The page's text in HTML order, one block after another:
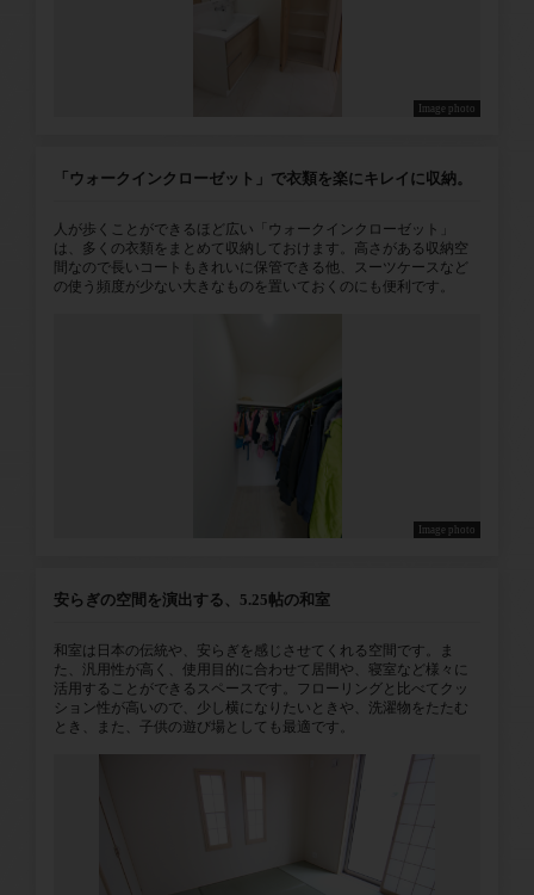
Image photo
「ウォークインクローゼット」で衣類を楽にキレイに収納。
人が歩くことができるほど広い「ウォークインクローゼット」
は、多くの衣類をまとめて収納しておけます。高さがある収納空
間なので長いコートもきれいに保管できる他、スーツケースなど
の使う頻度が少ない大きなものを置いておくのにも便利です。
Image photo
安らぎの空間を演出する、5.25帖の和室
和室は日本の伝統や、安らぎを感じさせてくれる空間です。ま
た、汎用性が高く、使用目的に合わせて居間や、寝室など様々に
活用することができるスペースです。フローリングと比べてクッ
ション性が高いので、少し横になりたいときや、洗濯物をたたむ
とき、また、子供の遊び場としても最適です。